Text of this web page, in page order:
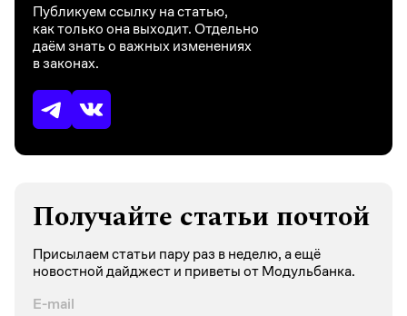
Публикуем ссылку на статью,
как только она выходит. Отдельно
даём знать о важных изменениях
в законах.
Получайте статьи почтой
Присылаем статьи пару раз в неделю, а ещё
новостной дайджест и приветы от Модульбанка.